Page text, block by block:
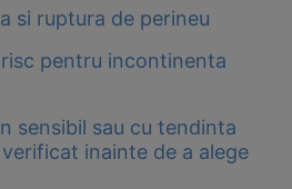
si ruptura de perineu
pentru incontinenta
sensibil sau cu tendinta
inainte de a alege